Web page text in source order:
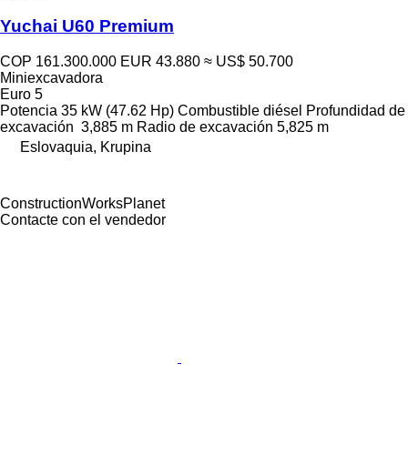
Yuchai U60 Premium
COP 161.300.000 EUR 43.880 ≈ US$ 50.700
Miniexcavadora
Euro 5
Potencia 35 kW (47.62 Hp) Combustible diésel Profundidad de
excavación 3,885 m Radio de excavación 5,825 m
Eslovaquia, Krupina
ConstructionWorksPlanet
Contacte con el vendedor